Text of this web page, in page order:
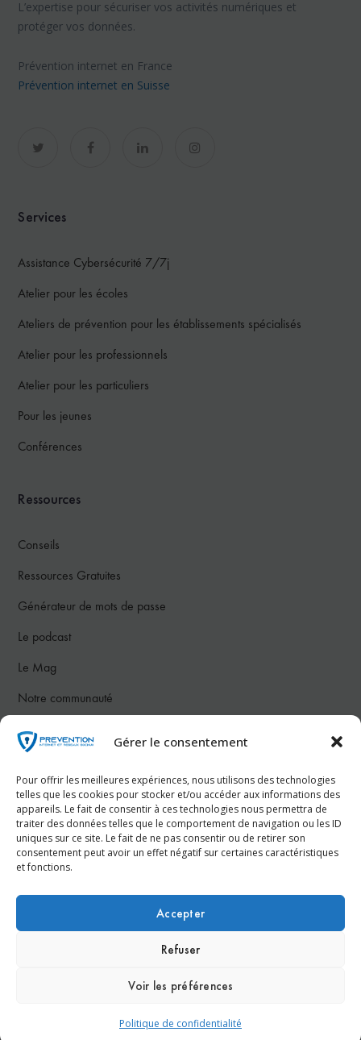
Gérer le consentement
Pour offrir les meilleures expériences, nous utilisons des technologies
telles que les cookies pour stocker et/ou accéder aux informations des
appareils. Le fait de consentir à ces technologies nous permettra de
traiter des données telles que le comportement de navigation ou les ID
uniques sur ce site. Le fait de ne pas consentir ou de retirer son
consentement peut avoir un effet négatif sur certaines caractéristiques
et fonctions.
Accepter
Refuser
Voir les préférences
Politique de confidentialité
L’expertise pour sécuriser vos activités numériques et
protéger vos données.
Prévention internet en France
Prévention internet en Suisse
Services
Assistance Cybersécurité 7/7j
Atelier pour les écoles
Ateliers de prévention pour les établissements spécialisés
Atelier pour les professionnels
Atelier pour les particuliers
Pour les jeunes
Conférences
Ressources
Conseils
Ressources Gratuites
Générateur de mots de passe
Le podcast
Le Mag
Notre communauté
Nous contacter
Téléphone :07 78 26 50 83
Email :contact@prevention-internet.fr
Réservez votre consultation gratuite dès maintenant !
Nous contacter